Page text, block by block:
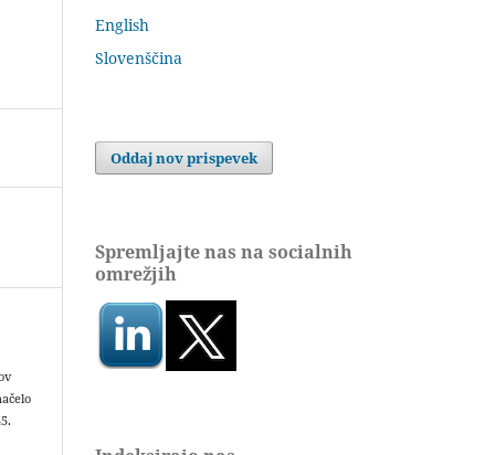
English
Slovenščina
Oddaj nov prispevek
Spremljajte nas na socialnih
omrežjih